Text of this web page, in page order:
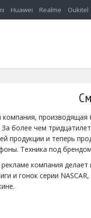
Huawei Realme Oukitel
компания,
За более чем
продукции и теперь
Техника под
компания
и гонок серии